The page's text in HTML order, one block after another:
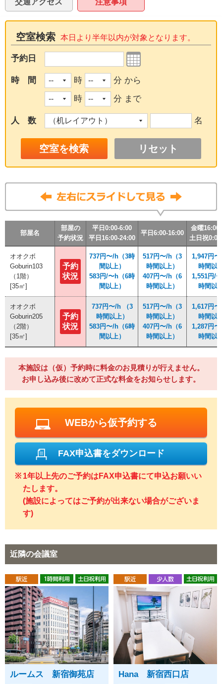
空室検索 本日より半年以内が対象となります。
予約日
時 間 時
分 から
時
分 まで
人 数 名
リセット
部屋名
部屋の
予約状況
平日0:00-6:00
平日16:00-24:00
平日6:00-16:00
金曜
土日祝
部屋名
部屋の
予約状況
平日0:00-6:00
平日16:00-24:00
平日6:00-16:00
金曜
土日祝
部屋名
部屋の
予約状況
平日0:00-6:00
平日16:00-24:00
平日6:00-16:00
金曜
土日祝
オオクボ
Goburin103
（1階）
[35㎡]
予約
状況
737円〜/h（3時
間以上）
583円/〜h（6時
間以上）
517円〜/h（3
時間以上）
407円〜/h（6
時間以上）
1,947円
時間以
1,551円/
時間以
オオクボ
Goburin205
（2階）
[35㎡]
予約
状況
737円〜/h （3
時間以上）
583円〜/h（6時
間以上）
517円〜/h（3
時間以上）
407円〜/h（6
時間以上）
1,617円
時間以
1,287円
時間以
部屋名
部屋の
予約状況
平日0:00-6:00
平日16:00-24:00
平日6:00-16:00
金曜
土日祝
オオクボ
Goburin103
（1階）
[35㎡]
予約
状況
737円〜/h（3時
間以上）
583円/〜h（6時
間以上）
517円〜/h（3
時間以上）
407円〜/h（6
時間以上）
1,947円
時間以
1,551円/
時間以
オオクボ
Goburin205
（2階）
[35㎡]
予約
状況
737円〜/h （3
時間以上）
583円〜/h（6時
間以上）
517円〜/h（3
時間以上）
407円〜/h（6
時間以上）
1,617円
時間以
1,287円
時間以
本施設は（仮）予約時に料金のお見積りが行えません。
お申し込み後に改めて正式な料金をお知らせします。
WEBから仮予約する
FAX申込書をダウンロード
1年以上先のご予約はFAX申込書にて申込お願いい
たします。
(施設によってはご予約が出来ない場合がございま
す)
近隣の会議室
ルームス 新宿御苑店 Hana 新宿西口店